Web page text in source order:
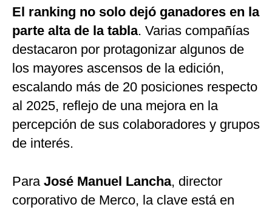
El ranking no solo dejó ganadores en la
parte alta de la tabla. Varias compañías
destacaron por protagonizar algunos de
los mayores ascensos de la edición,
escalando más de 20 posiciones respecto
al 2025, reflejo de una mejora en la
percepción de sus colaboradores y grupos
de interés.
Para José Manuel Lancha, director
corporativo de Merco, la clave está en